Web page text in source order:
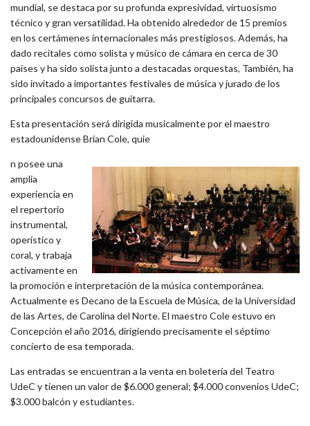
mundial, se destaca por su profunda expresividad, virtuosismo
técnico y gran versatilidad. Ha obtenido alrededor de 15 premios
en los certámenes internacionales más prestigiosos. Además, ha
dado recitales como solista y músico de cámara en cerca de 30
países y ha sido solista junto a destacadas orquestas, También, ha
sido invitado a importantes festivales de música y jurado de los
principales concursos de guitarra.
Esta presentación será dirigida musicalmente por el maestro
estadounidense Brian Cole, quie
n posee una
amplia
experiencia en
el repertorio
instrumental,
operístico y
coral, y trabaja
activamente en
la promoción e interpretación de la música contemporánea.
Actualmente es Decano de la Escuela de Música, de la Universidad
de las Artes, de Carolina del Norte. El maestro Cole estuvo en
Concepción el año 2016, dirigiendo precisamente el séptimo
concierto de esa temporada.
Las entradas se encuentran a la venta en boletería del Teatro
UdeC y tienen un valor de $6.000 general; $4.000 convenios UdeC;
$3.000 balcón y estudiantes.